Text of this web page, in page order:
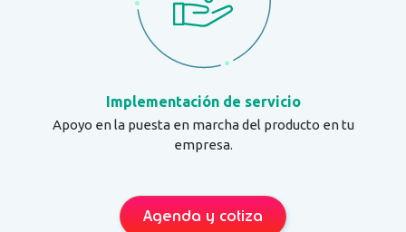
Implementación de servicio
Apoyo en la puesta en marcha del producto en tu
empresa.
Agenda y cotiza